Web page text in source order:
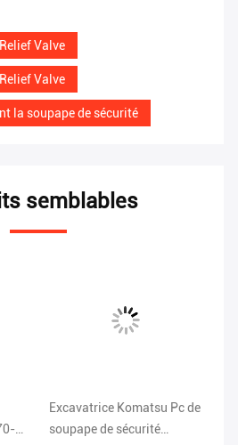
Valve
Valve
la soupape de sécurité
semblables
Excavatrice Komatsu Pc de
soupape de sécurité